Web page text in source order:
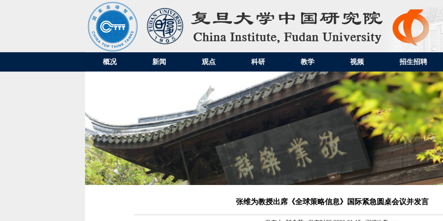
概况 新闻 观点 科研 教学 视频 招生招聘
张维为教授出席《全球策略信息》国际紧急圆桌会议并发言